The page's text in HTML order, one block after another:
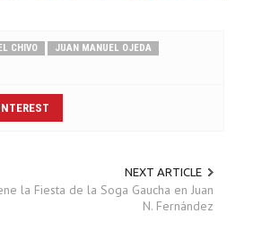
CHIVO
JUAN MANUEL OJEDA
NEXT ARTICLE
la Fiesta de la Soga Gaucha en Juan
N. Fernández